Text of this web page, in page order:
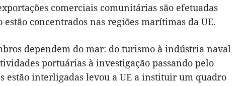
comerciais comunitárias são efetuadas
concentrados nas regiões marítimas da UE.
dependem do mar: do turismo à indústria naval
portuárias à investigação passando pelo
estão interligadas levou a UE a instituir um quadro